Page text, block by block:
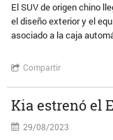
El SUV de origen chino
el diseño exterior y el
asociado a la caja
Compartir
Kia estrenó el
29/08/2023